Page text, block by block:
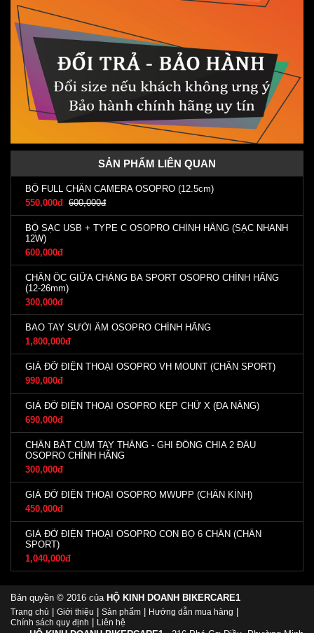
SẢN PHẨM LIÊN QUAN
BỘ FULL CHÂN CAMERA OSOPRO (12.5cm)
550,000đ 600,000đ
BỘ SẠC USB + TYPE C OSOPRO CHÍNH HÃNG (SẠC NHANH
12W)
600,000đ
CHÂN ỐC GIỮA CHẢNG BA SPORT OSOPRO CHÍNH HÃNG
(12-26mm)
300,000đ
BAO TAY SƯỞI ẤM OSOPRO CHÍNH HÃNG
1,800,000đ
GIÁ ĐỠ ĐIỆN THOẠI OSOPRO VH MOUNT (CHÂN SPORT)
990,000đ
GIÁ ĐỠ ĐIỆN THOẠI OSOPRO KẸP CHỮ X (ĐA NĂNG)
690,000đ
CHÂN BẮT CÙM TAY THẮNG - GHI ĐÔNG CHIA 2 ĐẦU
OSOPRO CHÍNH HÃNG
300,000đ
GIÁ ĐỠ ĐIỆN THOẠI OSOPRO MWUPP (CHÂN KÍNH)
450,000đ
GIÁ ĐỠ ĐIỆN THOẠI OSOPRO CON BỌ 6 CHÂN (CHÂN
SPORT)
1,040,000đ
Bản quyền © 2016 của HỘ KINH DOANH BIKERCARE1
Trang chủ | Giới thiệu | Sản phẩm | Hướng dẫn mua hàng |
Chính sách quy định | Liên hệ